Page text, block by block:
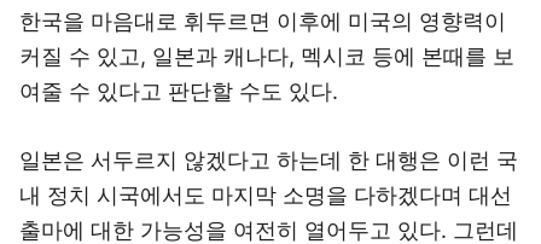
한국을 마음대로 휘두르면 이후에 미국의 영향력이
커질 수 있고, 일본과 캐나다, 멕시코 등에 본때를 보
여줄 수 있다고 판단할 수도 있다.
일본은 서두르지 않겠다고 하는데 한 대행은 이런 국
내 정치 시국에서도 마지막 소명을 다하겠다며 대선
출마에 대한 가능성을 여전히 열어두고 있다. 그런데